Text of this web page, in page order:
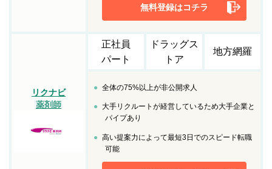
無料登録はコチラ
リクナビ
薬剤師
正社員
パート
ドラッグス
トア
地方網羅
全体の75%以上が非公開求人
大手リクルートが経営しているため大手企業と
パイプあり
高い提案力によって最短3日でのスピード転職
可能